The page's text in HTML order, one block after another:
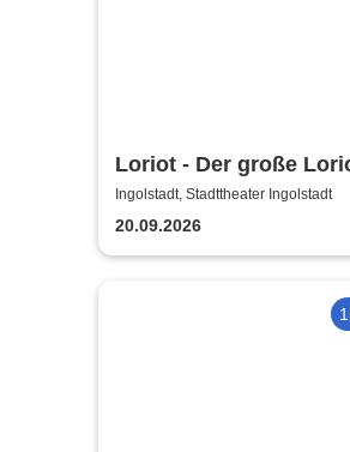
Loriot - Der große
Abend
Ingolstadt, Stadttheater Ingolstadt
20.09.2026